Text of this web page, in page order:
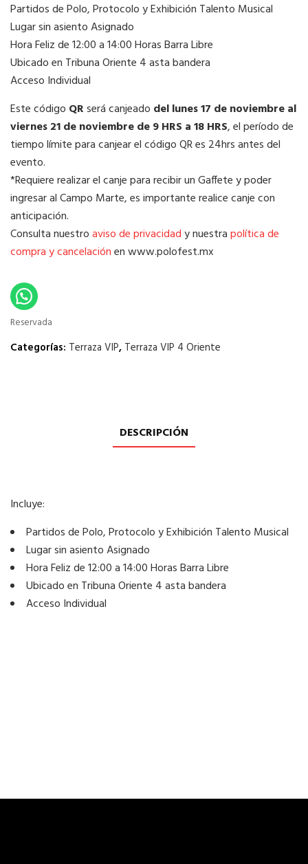
Partidos de Polo, Protocolo y Exhibición Talento Musical
Lugar sin asiento Asignado
Hora Feliz de 12:00 a 14:00 Horas Barra Libre
Ubicado en Tribuna Oriente 4 asta bandera
Acceso Individual
Este código QRserá canjeado del lunes 17 de noviembre al
viernes 21 de noviembre de 9 HRS a 18 HRS, el período de
tiempo límite para canjear el código QR es 24hrs antes del
evento.
*Requiere realizar el canje para recibir un Gaffete y poder
ingresar al Campo Marte, es importante realice canje con
anticipación.
Consulta nuestroaviso de privacidady nuestrapolítica de
compra y cancelaciónen www.polofest.mx
Reservada
Categorías: Terraza VIP, Terraza VIP 4 Oriente
DESCRIPCIÓN
Incluye:
Partidos de Polo, Protocolo y Exhibición Talento Musical
Lugar sin asiento Asignado
Hora Feliz de 12:00 a 14:00 Horas Barra Libre
Ubicado en Tribuna Oriente 4 asta bandera
Acceso Individual